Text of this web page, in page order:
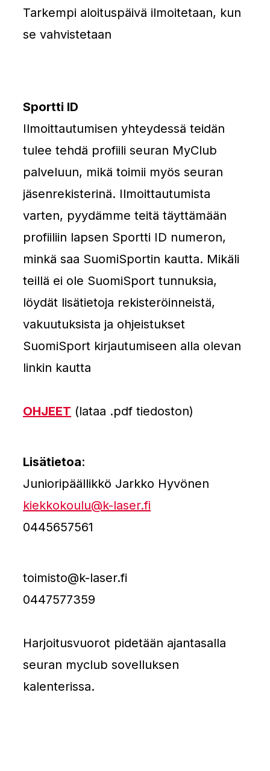
Tarkempi aloituspäivä ilmoitetaan, kun
se vahvistetaan
Sportti ID
Ilmoittautumisen yhteydessä teidän
tulee tehdä profiili seuran MyClub
palveluun, mikä toimii myös seuran
jäsenrekisterinä. Ilmoittautumista
varten, pyydämme teitä täyttämään
profiiliin lapsen Sportti ID numeron,
minkä saa SuomiSportin kautta. Mikäli
teillä ei ole SuomiSport tunnuksia,
löydät lisätietoja rekisteröinneistä,
vakuutuksista ja ohjeistukset
SuomiSport kirjautumiseen alla olevan
linkin kautta
OHJEET (lataa .pdf tiedoston)
Lisätietoa:
Junioripäällikkö Jarkko Hyvönen
kiekkokoulu@k-laser.fi
0445657561
toimisto@k-laser.fi
0447577359
Harjoitusvuorot pidetään ajantasalla
seuran myclub sovelluksen
kalenterissa.